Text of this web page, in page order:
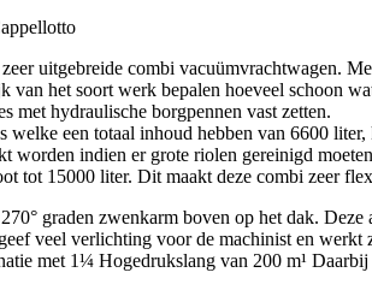
uitgebreide combi vacuümvrachtwagen.
van het soort werk bepalen hoeveel schoon
met hydraulische borgpennen vast zetten.
welke een totaal inhoud hebben van 6600
worden indien er grote riolen gereinigd
tot 15000 liter. Dit maakt deze combi zeer
graden zwenkarm boven op het dak.
veel verlichting voor de machinist en
met 1¼ Hogedrukslang van 200 m¹